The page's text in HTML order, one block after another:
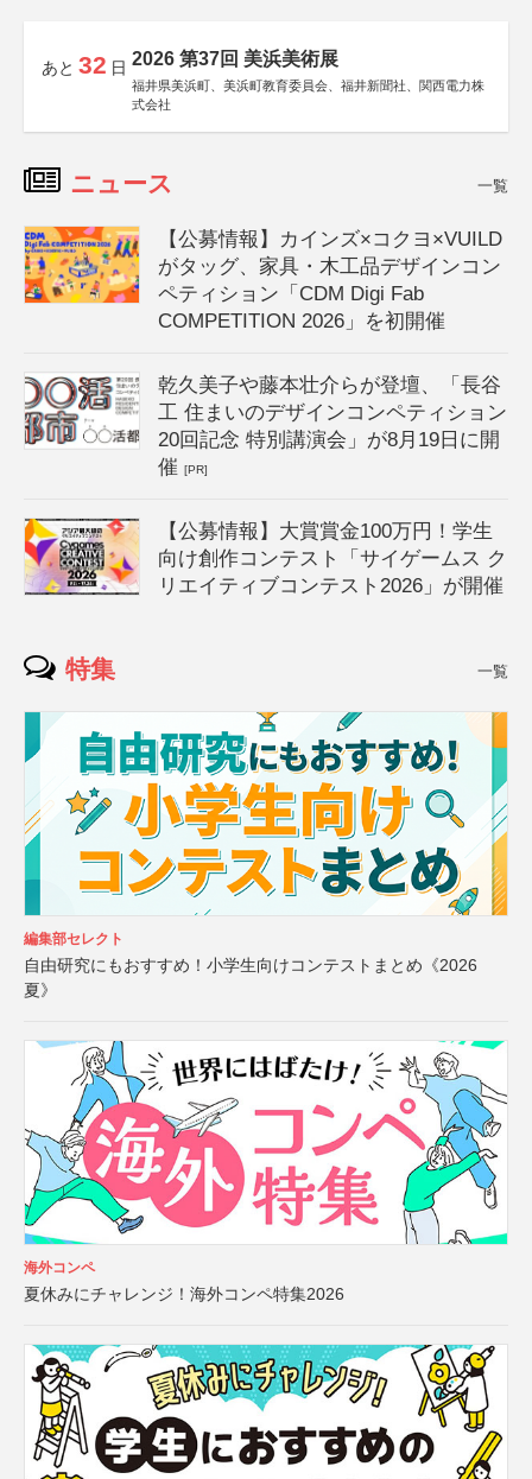
あと 32 日 2026 第37回 美浜美術展
福井県美浜町、美浜町教育委員会、福井新聞社、関西電力株
式会社
ニュース 一覧
【公募情報】カインズ×コクヨ×VUILD
がタッグ、家具・木工品デザインコン
ペティション「CDM Digi Fab
COMPETITION 2026」を初開催
乾久美子や藤本壮介らが登壇、「長谷
工 住まいのデザインコンペティション
20回記念 特別講演会」が8月19日に開
催[PR]
【公募情報】大賞賞金100万円！学生
向け創作コンテスト「サイゲームス ク
リエイティブコンテスト2026」が開催
特集 一覧
編集部セレクト
自由研究にもおすすめ！小学生向けコンテストまとめ《2026
夏》
海外コンペ
夏休みにチャレンジ！海外コンペ特集2026